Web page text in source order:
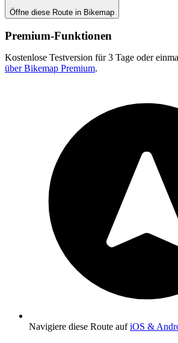
Öffne diese Route in Bikemap
Premium-Funktionen
Kostenlose Testversion für 3 Tage oder
über Bikemap Premium.
Navigiere diese Route aufiOS &